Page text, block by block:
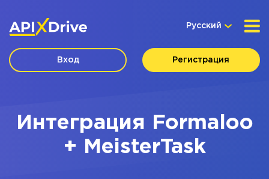
Русский
Вход Регистрация
Интеграция Formaloo
+ MeisterTask